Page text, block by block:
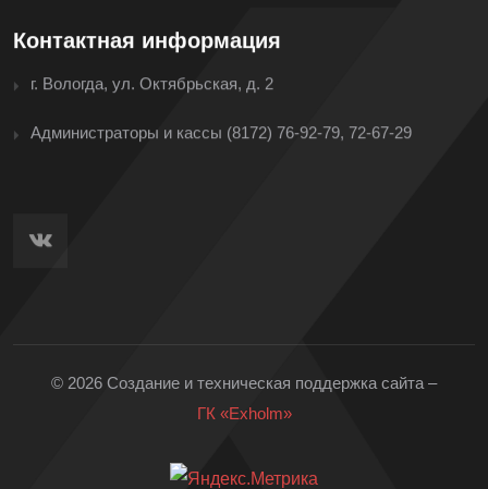
Контактная информация
г. Вологда, ул. Октябрьская, д. 2
Администраторы и кассы (8172) 76-92-79, 72-67-29
© 2026 Создание и техническая поддержка сайта –
ГК «Exholm»